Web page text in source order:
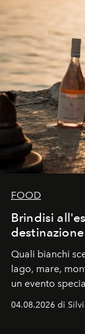
FOOD
Brindisi
destinazione
Quali bianchi
lago, mare,
un evento
04.08.2026 di